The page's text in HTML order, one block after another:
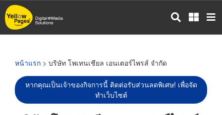
ข้าม
ไป
หน้าแรก > บริษัท โพเทนเชียล เอนเตอร์ไพรส์ จำกัด
หากคุณเป็นเจ้าของกิจการนี้ ติดต่อรับส่วนลดพิเศษ! เพื่อจัด
ทำเว็บไซต์